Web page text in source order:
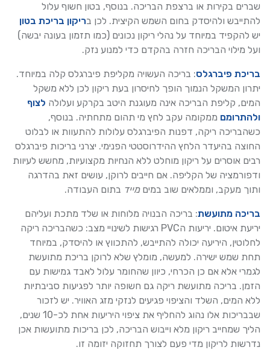
שברים בקירות או ברצפת הבריכה. בנוסף, בטון חשוף עלול
להתייבש ולהיסדק בחום השמש הקיצית. לכן בריקון בריכת בטון
יש להקפיד במיוחד על נהלי ריקון נכונים (כמו תזמון בעונה יבשה)
ועל מילוי הבריכה חזרה בהקדם כדי למנוע נזק.
בריכת פיברגלס: בריכה העשויה מקליפת פיברגלס קלה במיוחד.
יתרון המשקל הנמוך הופך לחיסרון בעת ריקון לכן ללא משקל
המים, קליפת הבריכה אינה מעוגנת היטב בקרקע ועלולה לצוף
ולהתרומם ממקומה עקב לחץ מי תהום מתחתיה. בנוסף,
כשהבריכה ריקה, דפנות הפיברגלס עלולות להתעוות או לבלוט
החוצה בהיעדר הלחץ ההידרוסטטי הפנימי. יצרני בריכות פיברגלס
רבים אוסרים על ריקון מוחלט ללא הנחיות מקצועיות, מחשש לעיוות
ודפורמציה של הקליפה. אם חייבים לרוקן, עושים זאת בהדרגה
ותוך מעקב, וממלאים שוב במיםמייד בתום העבודה.
בריכה מתועשת: בריכה הבנויה מלוחות או שלד מתכת ועליהם
יריעת איטום. יריעות הPVC רגישות לשינויי מצב: כשהבריכה ריקה
לחלוטין, היריעה יכולה להתייבש, להתכווץ או להיסדק, במיוחד
תחת שמש ישירה. למעשה, מומלץ שלא לרוקן בריכת מתועשת
לגמרי אלא אם כן הכרחי, כיוון שהחומר עלול לאבד גמישות עם
הזמן. בריכה מתועשת ריקה גם חשופה יותר לפגיעות סביבתיות
ללא המים, השלד והציפוי פגיעים לנזקי מזג האוויר. יש לזכור
שבבריכות אלו נהוג להחליף את ציפוי היריעות אחת לכ-10 שנים,
הליך שמחייב ריקון מלא וייבוש הבריכה, לכן בריכות מתועשות אכן
נדרשות לריקון מדי פעם לצורך תחזוקה יזומה זו.